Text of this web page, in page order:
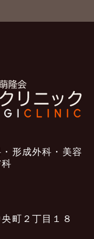
形成外科・美容
町２丁目１８